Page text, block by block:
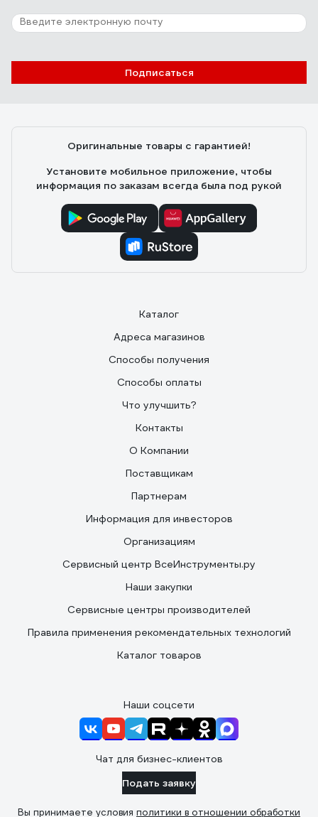
Подписаться
Оригинальные товары с гарантией!
Установите мобильное приложение, чтобы
информация по заказам всегда была под рукой
Каталог
Адреса магазинов
Способы получения
Способы оплаты
Что улучшить?
Контакты
О Компании
Поставщикам
Партнерам
Информация для инвесторов
Организациям
Сервисный центр ВсеИнструменты.ру
Наши закупки
Сервисные центры производителей
Правила применения рекомендательных технологий
Каталог товаров
Наши соцсети
Чат для бизнес-клиентов
Подать заявку
Вы принимаете условия политики в отношении обработки